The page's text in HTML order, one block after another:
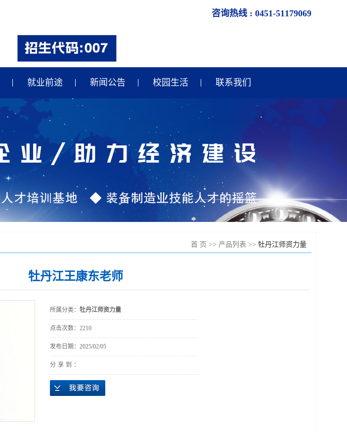
咨询热线 : 0451-51179069
就业前途
汽车制造专业就业
汽修专业就业
合作企业
新闻公告
央企动态
行业新闻
行业快讯
校园生活
牡丹江校园生活
牡丹江校园风采
联系我们
首 页 >> 产品列表 >> 牡丹江师资力量
牡丹江王康东老师
所属分类： 牡丹江师资力量
点击次数： 2210
发布日期： 2025/02/05
分享到：